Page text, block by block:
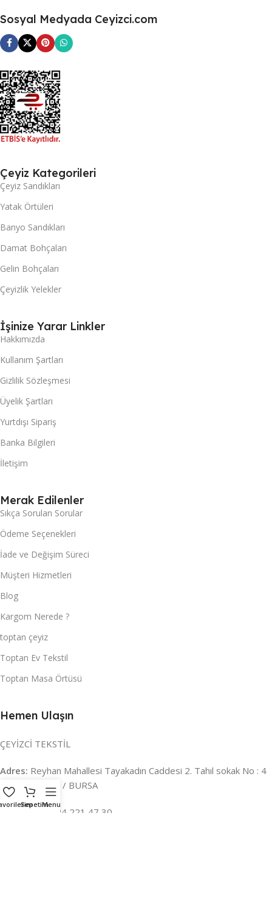
Sosyal Medyada Ceyizci.com
Çeyiz Kategorileri
Çeyiz Sandıkları
Yatak Örtüleri
Banyo Sandıkları
Damat Bohçaları
Gelin Bohçaları
Çeyizlik Yelekler
İşinize Yarar Linkler
Hakkımızda
Kullanım Şartları
Gizlilik Sözleşmesi
Üyelik Şartları
Yurtdışı Sipariş
Banka Bilgileri
İletişim
Merak Edilenler
Sıkça Sorulan Sorular
Ödeme Seçenekleri
İade ve Değişim Süreci
Müşteri Hizmetleri
Blog
Kargom Nerede ?
toptan çeyiz
Toptan Ev Tekstil
Toptan Masa Örtüsü
Hemen Ulaşın
ÇEYİZCİ TEKSTİL
Adres: Reyhan Mahallesi Tayakadın Caddesi 2. Tahıl sokak No : 4
/ a Osmangazi / BURSA
İLETİŞİM : 0224 221 47 30
SepetimMenu